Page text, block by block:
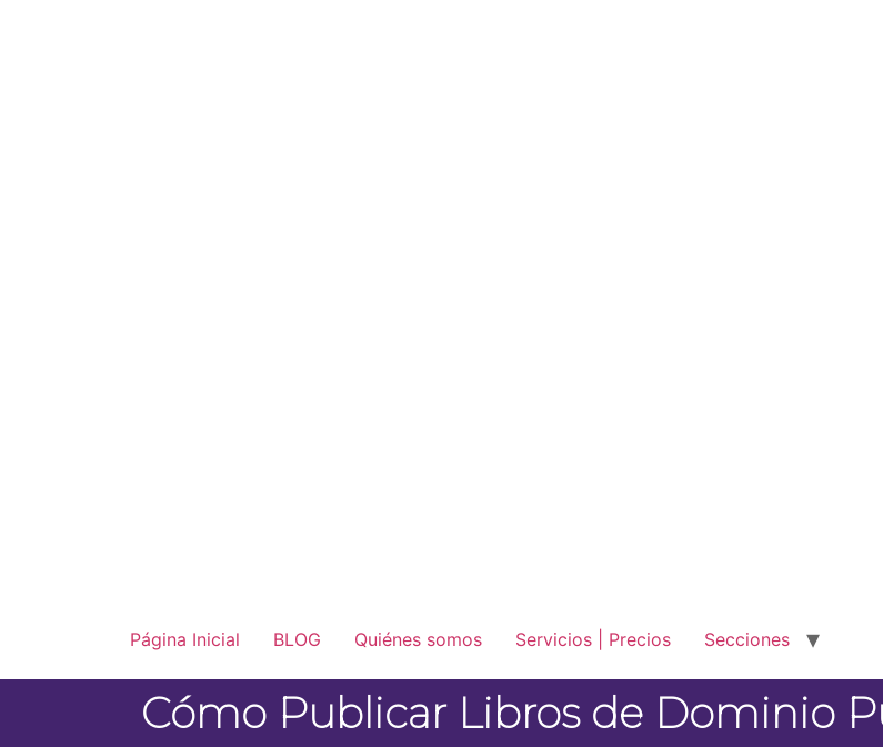
Página Inicial BLOG Quiénes somos Servicios | Precios Secciones
Cómo Publicar Libros de Dominio